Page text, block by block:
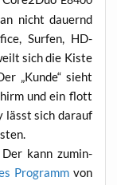
nicht dau­ernd
Sur­fen, HD-
sich die Kis­te
„Kun­de“ sieht
und ein flott
lässt sich dar­auf
Der kann zumin­
Pro­grammvon